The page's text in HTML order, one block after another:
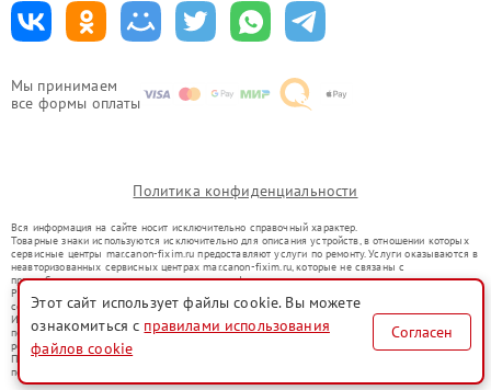
Мы принимаем
все формы оплаты
Политика конфиденциальности
Вся информация на сайте носит исключительно справочный характер.
Товарные знаки используются исключительно для описания устройств, в отношении которых
сервисные центры mar.canon-fixim.ru предоставляют услуги по ремонту. Услуги оказываются в
неавторизованных сервисных центрах mar.canon-fixim.ru, которые не связаны с
правообладателями товарных знаков или их официальными представителями.
Ремонт осуществляется для устройств, уже введенных в гражданский оборот в соответствии
со статьей 1487 ГК РФ.
Использование товарных знаков не преследует цели индивидуализации услуг или введения
потребителей в заблуждение, а служит для информирования о предоставляемых услугах по
ремонту техники указанных брендов.
Представленная на сайте информация не является публичной офертой, определяемой
положениями Статьи 437(2) Гражданского кодекса РФ
Этот сайт использует файлы cookie. Вы можете
ознакомиться с правилами использования
файлов cookie
Согласен